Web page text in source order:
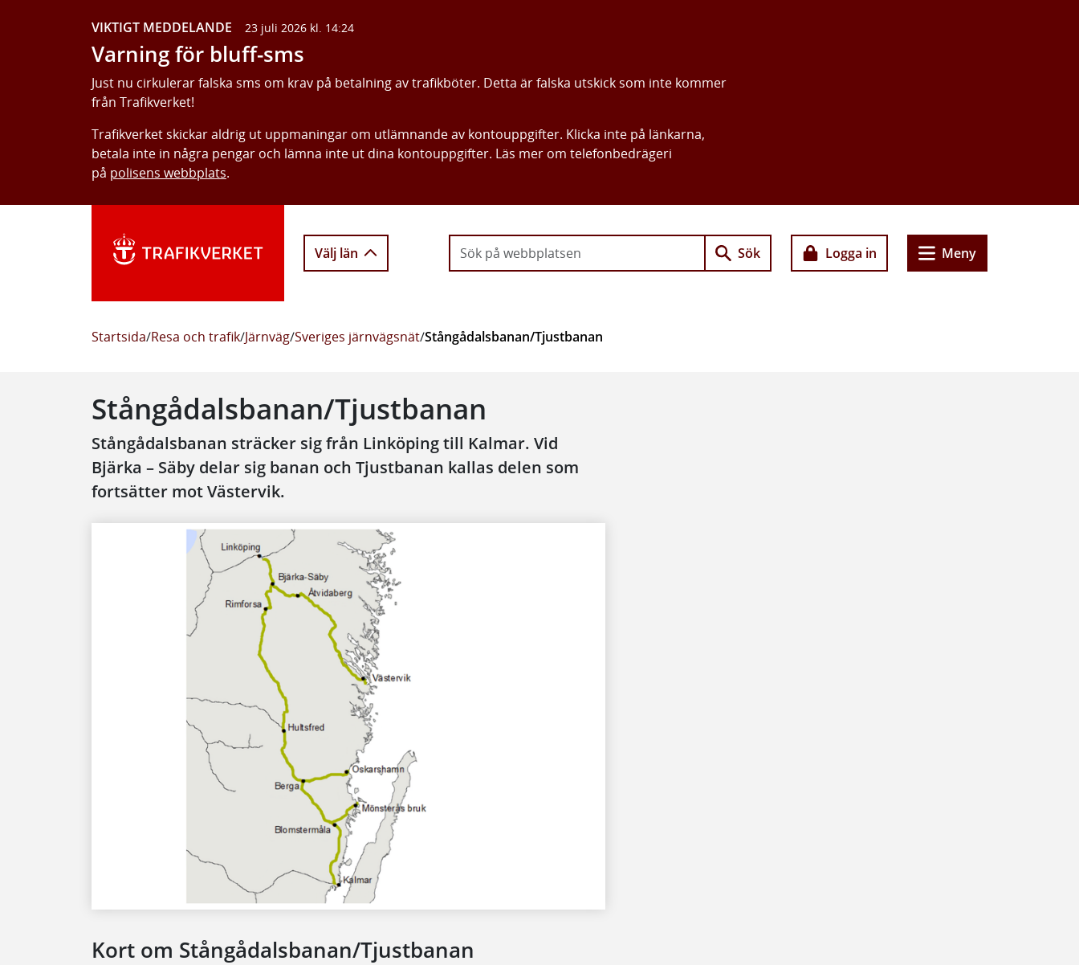
VIKTIGT MEDDELANDE 23 juli 2026 kl. 14:24
Varning för bluff-sms
Just nu cirkulerar falska sms om krav på betalning av trafikböter. Detta är falska utskick som inte kommer
från Trafikverket!
Trafikverket skickar aldrig ut uppmaningar om utlämnande av kontouppgifter. Klicka inte på länkarna,
betala inte in några pengar och lämna inte ut dina kontouppgifter. Läs mer om telefonbedrägeri
på polisens webbplats.
Välj län Sök Logga in Meny
Startsida/Resa och trafik/Järnväg/Sveriges järnvägsnät/Stångådalsbanan/Tjustbanan
Stångådalsbanan/Tjustbanan
Stångådalsbanan sträcker sig från Linköping till Kalmar. Vid
Bjärka – Säby delar sig banan och Tjustbanan kallas delen som
fortsätter mot Västervik.
Kort om Stångådalsbanan/Tjustbanan